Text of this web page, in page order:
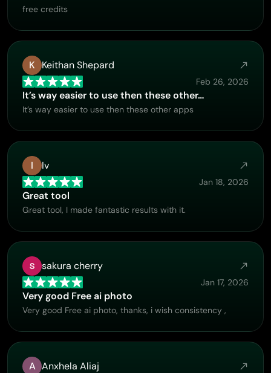
free credits
K Keithan Shepard
Feb 26, 2026
It’s way easier to use then these other…
It’s way easier to use then these other apps
I Iv
Jan 18, 2026
Great tool
Great tool, I made fantastic results with it.
sakura cherry
Jan 17, 2026
Very good Free ai photo
Very good Free ai photo, thanks, i wish consistency ,
A Anxhela Aliaj